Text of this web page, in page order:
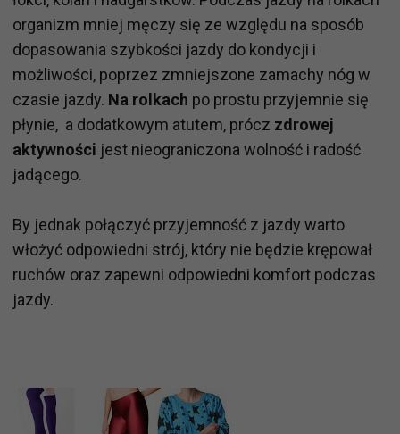
organizm mniej męczy się ze względu na sposób
dopasowania szybkości jazdy do kondycji i
możliwości, poprzez zmniejszone zamachy nóg w
czasie jazdy. Na rolkach po prostu przyjemnie się
płynie, a dodatkowym atutem, prócz zdrowej
aktywności jest nieograniczona wolność i radość
jadącego.
By jednak połączyć przyjemność z jazdy warto
włożyć odpowiedni strój, który nie będzie krępował
ruchów oraz zapewni odpowiedni komfort podczas
jazdy.